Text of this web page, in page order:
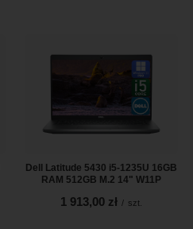
Dell Latitude 5430 i5-1235U 16GB
RAM 512GB M.2 14" W11P
1 913,00 zł / szt.